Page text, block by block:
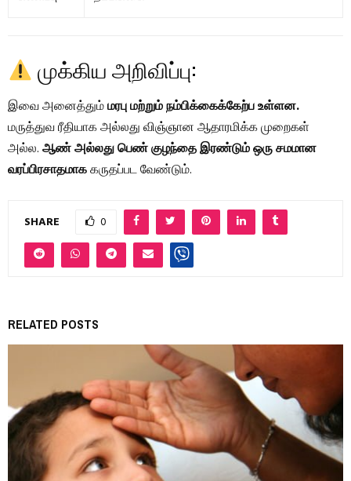
முக்கிய அறிவிப்பு:
இவை அனைத்தும்மரபு மற்றும் நம்பிக்கைக்கேற்ப உள்ளன.
மருத்துவ ரீதியாக அல்லது விஞ்ஞான ஆதாரமிக்க முறைகள்
அல்ல.ஆண் அல்லது பெண் குழந்தை இரண்டும் ஒரு சமமான
வரப்பிரசாதமாககருதப்பட வேண்டும்.
SHARE 0
RELATED POSTS